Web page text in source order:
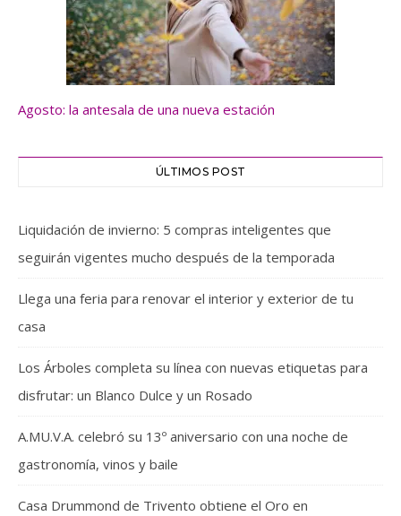
Agosto: la antesala de una nueva estación
ÚLTIMOS POST
Liquidación de invierno: 5 compras inteligentes que
seguirán vigentes mucho después de la temporada
Llega una feria para renovar el interior y exterior de tu
casa
Los Árboles completa su línea con nuevas etiquetas para
disfrutar: un Blanco Dulce y un Rosado
A.MU.V.A. celebró su 13º aniversario con una noche de
gastronomía, vinos y baile
Casa Drummond de Trivento obtiene el Oro en